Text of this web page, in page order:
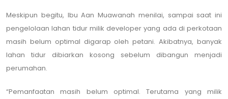
Meskipun begitu, Ibu Aan Muawanah menilai, sampai saat ini
pengelolaan lahan tidur milik developer yang ada di perkotaan
masih belum optimal digarap oleh petani. Akibatnya, banyak
lahan tidur dibiarkan kosong sebelum dibangun menjadi
perumahan.
“Pemanfaatan masih belum optimal. Terutama yang milik